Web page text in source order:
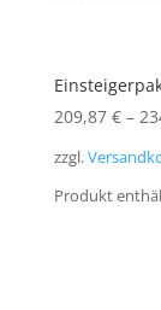
209,87 €–
zzgl.
Produkt